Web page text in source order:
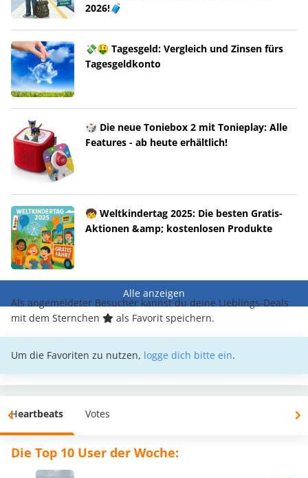
2026!🧳
💸🤑 Tagesgeld: Vergleich und Zinsen fürs
Tagesgeldkonto
🎲 Die neue Toniebox 2 mit Tonieplay: Alle
Features - ab heute erhältlich!
🧒 Weltkindertag 2025: Die besten Gratis-
Aktionen &amp; kostenlosen Produkte
Alle anzeigen
Als angemeldeter Besucher kannst du deine Lieblings-Deals
mit dem Sternchen
als Favorit speichern.
Um die Favoriten zu nutzen, logge dich bitte ein.
Heartbeats Votes
Die Top 10 User der Woche: